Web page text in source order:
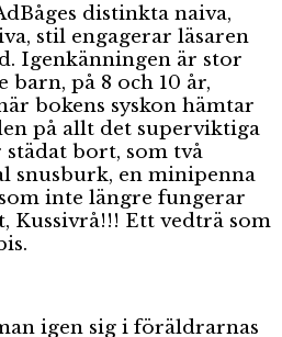
distinkta naiva,
stil engagerar läsaren
Igenkänningen är stor
barn, på 8 och 10 år,
bokens syskon hämtar
på allt det superviktiga
bort, som två
snusburk, en minipenna
inte längre fungerar
Kussivrå!!! Ett vedträ som
igen sig i föräldrarnas